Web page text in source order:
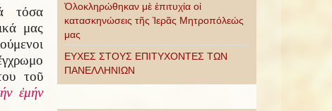
τόσα
μας
τοῦ
ἐμήν
Ὁλοκληρώθηκαν μὲ ἐπιτυχία οἱ
κατασκηνώσεις τῆς Ἱερᾶς Μητροπόλεώς
μας
ΕΥΧΕΣ ΣΤΟΥΣ ΕΠΙΤΥΧΟΝΤΕΣ ΤΩΝ
ΠΑΝΕΛΛΗΝΙΩΝ